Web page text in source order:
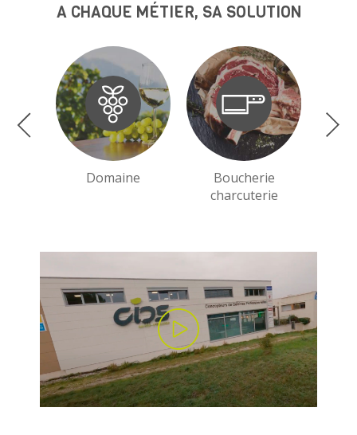
A CHAQUE MÉTIER, SA SOLUTION
Domaine
Boucherie
charcuterie